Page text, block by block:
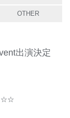
OTHER
出演決定